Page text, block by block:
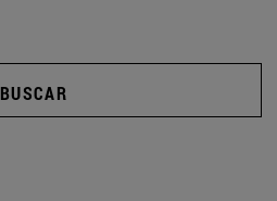
BUSCAR